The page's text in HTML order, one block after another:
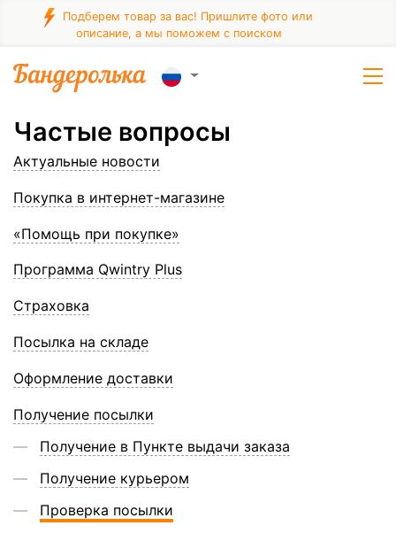
Подберем товар за вас! Пришлите фото или
описание, а мы поможем с поиском
Частые вопросы
Актуальные новости
Покупка в интернет-магазине
«Помощь при покупке»
Программа Qwintry Plus
Страховка
Посылка на складе
Оформление доставки
Получение посылки
Получение в Пункте выдачи заказа
Получение курьером
Проверка посылки